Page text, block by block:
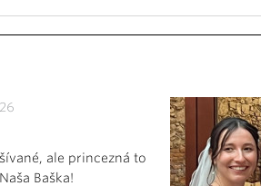
ale princezná to
Baška!